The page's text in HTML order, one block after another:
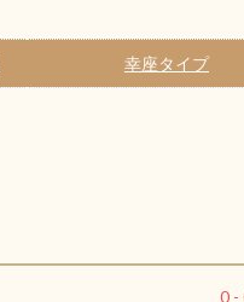
幸座タイプ
0 -